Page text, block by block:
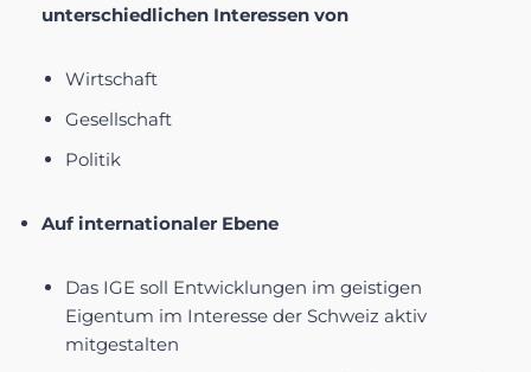
unterschiedlichen Interessen von
Wirtschaft
Gesellschaft
Politik
Auf internationaler Ebene
Das IGE soll Entwicklungen im geistigen
Eigentum im Interesse der Schweiz aktiv
mitgestalten